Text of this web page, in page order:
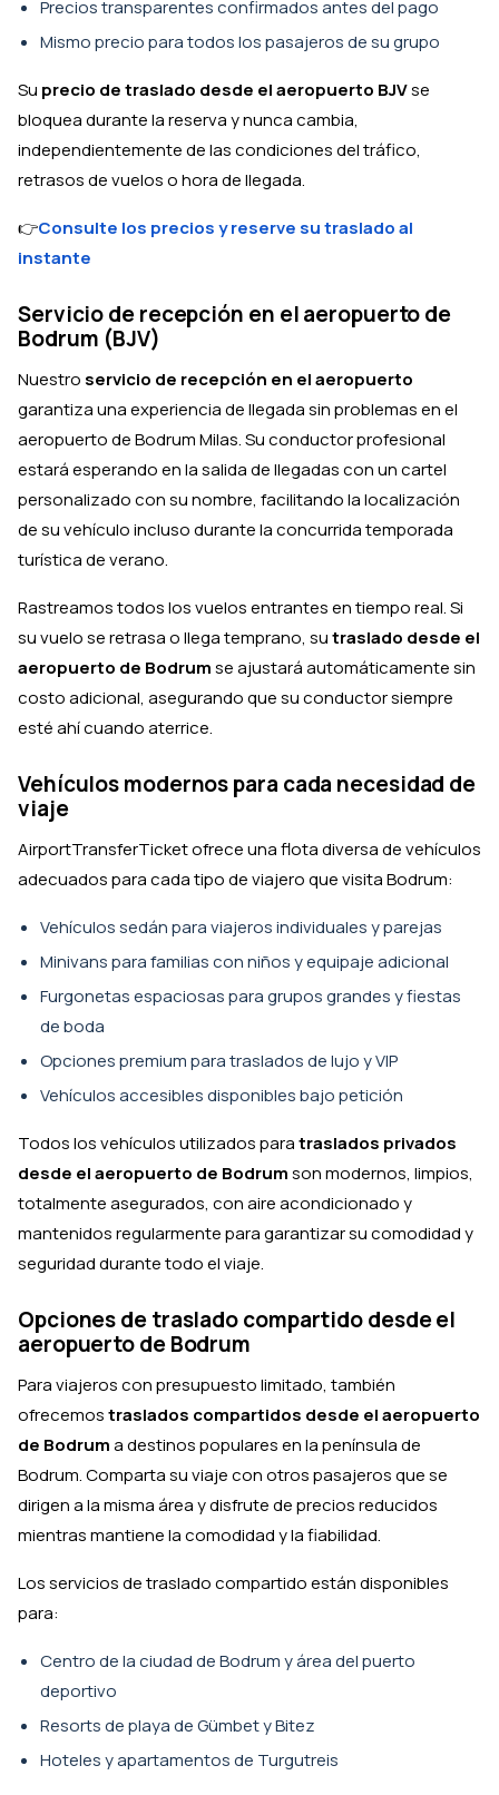
Precios transparentes confirmados antes del pago
Mismo precio para todos los pasajeros de su grupo
Su precio de traslado desde el aeropuerto BJVse
bloquea durante la reserva y nunca cambia,
independientemente de las condiciones del tráfico,
retrasos de vuelos o hora de llegada.
👉Consulte los precios y reserve su traslado al
instante
Servicio de recepción en el aeropuerto de
Bodrum (BJV)
Nuestro servicio de recepción en el aeropuerto
garantiza una experiencia de llegada sin problemas en el
aeropuerto de Bodrum Milas. Su conductor profesional
estará esperando en la salida de llegadas con un cartel
personalizado con su nombre, facilitando la localización
de su vehículo incluso durante la concurrida temporada
turística de verano.
Rastreamos todos los vuelos entrantes en tiempo real. Si
su vuelo se retrasa o llega temprano, sutraslado desde el
aeropuerto de Bodrumse ajustará automáticamente sin
costo adicional, asegurando que su conductor siempre
esté ahí cuando aterrice.
Vehículos modernos para cada necesidad de
viaje
AirportTransferTicket ofrece una flota diversa de vehículos
adecuados para cada tipo de viajero que visita Bodrum:
Vehículos sedán para viajeros individuales y parejas
Minivans para familias con niños y equipaje adicional
Furgonetas espaciosas para grupos grandes y fiestas
de boda
Opciones premium para traslados de lujo y VIP
Vehículos accesibles disponibles bajo petición
Todos los vehículos utilizados paratraslados privados
desde el aeropuerto de Bodrumson modernos, limpios,
totalmente asegurados, con aire acondicionado y
mantenidos regularmente para garantizar su comodidad y
seguridad durante todo el viaje.
Opciones de traslado compartido desde el
aeropuerto de Bodrum
Para viajeros con presupuesto limitado, también
ofrecemostraslados compartidos desde el aeropuerto
de Bodruma destinos populares en la península de
Bodrum. Comparta su viaje con otros pasajeros que se
dirigen a la misma área y disfrute de precios reducidos
mientras mantiene la comodidad y la fiabilidad.
Los servicios de traslado compartido están disponibles
para:
Centro de la ciudad de Bodrum y área del puerto
deportivo
Resorts de playa de Gümbet y Bitez
Hoteles y apartamentos de Turgutreis